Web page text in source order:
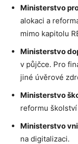
Ministerstvo
alokaci a
mimo kapitolu
Ministerstvo
v půjčce. Pro
jiné úvěrové
Ministerstvo
reformu
Ministerstvo
na digitalizaci.